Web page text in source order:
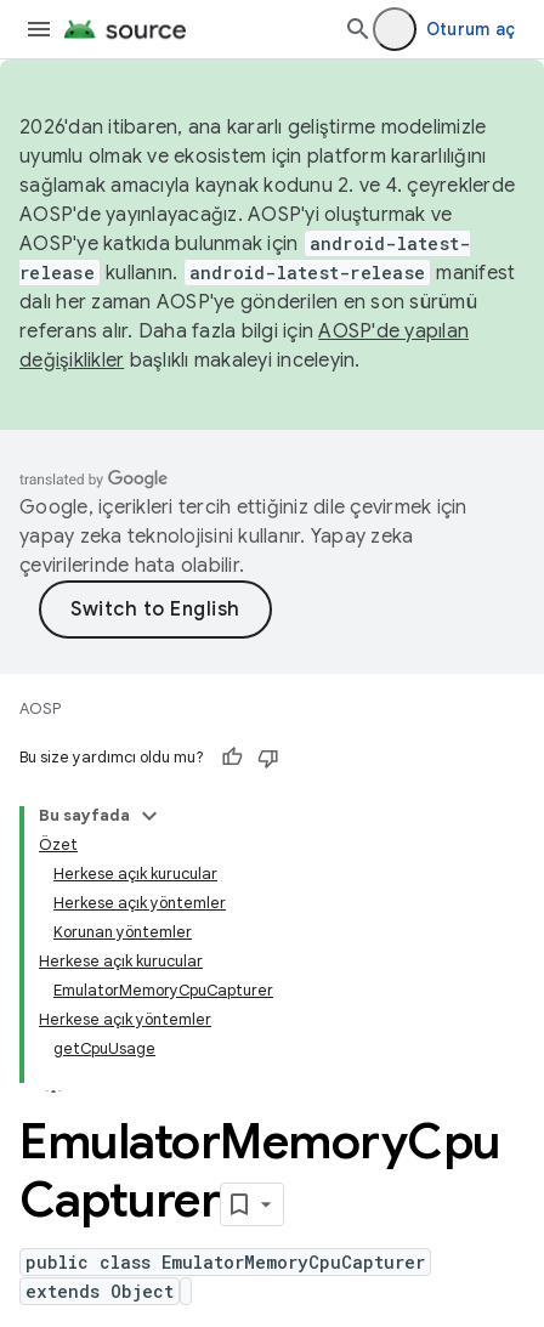
Oturum aç
2026'dan itibaren, ana kararlı geliştirme modelimizle
uyumlu olmak ve ekosistem için platform kararlılığını
sağlamak amacıyla kaynak kodunu 2. ve 4. çeyreklerde
AOSP'de yayınlayacağız. AOSP'yi oluşturmak ve
AOSP'ye katkıda bulunmak için
android-latest-
release kullanın. android-latest-release manifest
dalı her zaman AOSP'ye gönderilen en son sürümü
referans alır. Daha fazla bilgi içinAOSP'de yapılan
değişiklikler başlıklı makaleyi inceleyin.
Google, içerikleri tercih ettiğiniz dile çevirmek için
yapay zeka teknolojisini kullanır. Yapay zeka
çevirilerinde hata olabilir.
AOSP
Bu size yardımcı oldu mu?
Bu sayfada
Özet
Herkese açık kurucular
Herkese açık yöntemler
Korunan yöntemler
Herkese açık kurucular
EmulatorMemoryCpuCapturer
Herkese açık yöntemler
getCpuUsage
EmulatorMemoryCpu
Capturer
public class EmulatorMemoryCpuCapturer
extends Object